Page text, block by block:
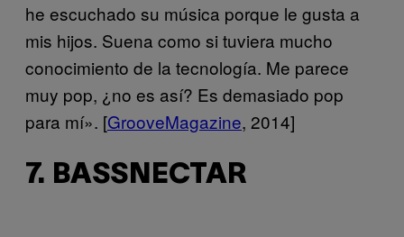
he escuchado su música porque le gusta a
mis hijos. Suena como si tuviera mucho
conocimiento de la tecnología. Me parece
muy pop, ¿no es así? Es demasiado pop
para mí». [GrooveMagazine, 2014]
7. BASSNECTAR